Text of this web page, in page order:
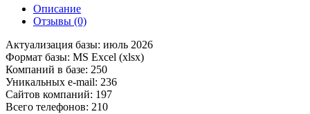
Описание
Отзывы (0)
Актуализация базы: июль 2026
Формат базы: MS Excel (xlsx)
Компаний в базе: 250
Уникальных e-mail: 236
Сайтов компаний: 197
Всего телефонов: 210